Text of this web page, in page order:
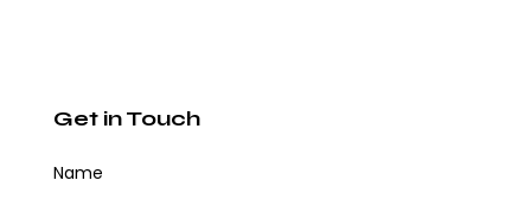
Get in Touch